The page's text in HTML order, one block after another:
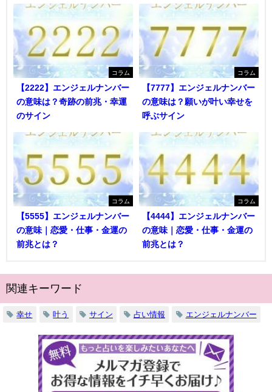
コラム
【2222】エンジェルナンバー
の意味は？奇跡の前兆・幸運
のサイン
コラム
【7777】エンジェルナンバー
の意味は？願いが叶い幸せを
呼ぶサイン
コラム
【5555】エンジェルナンバー
の意味｜恋愛・仕事・金運の
前兆とは？
コラム
【4444】エンジェルナンバー
の意味｜恋愛・仕事・金運の
前兆とは？
関連キーワード
幸せ 叶う サイン 占い情報 エンジェルナンバー